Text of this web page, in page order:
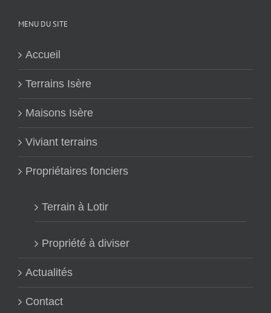
MENU DU SITE
Accueil
Terrains Isère
Maisons Isère
Viviant terrains
Propriétaires fonciers
Terrain à Lotir
Propriété à diviser
Actualités
Contact